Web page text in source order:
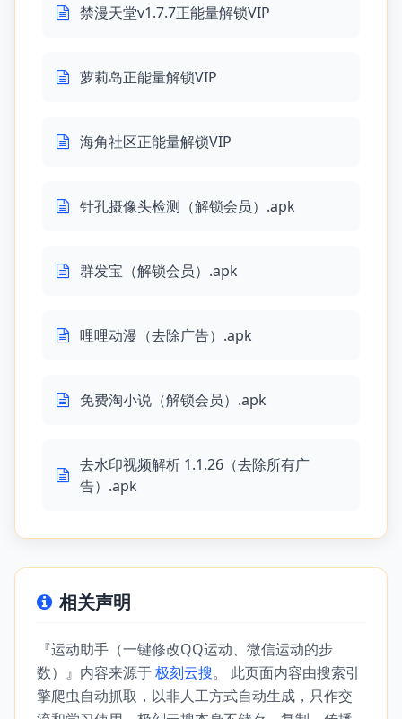
禁漫天堂v1.7.7正能量解锁VIP
萝莉岛正能量解锁VIP
海角社区正能量解锁VIP
针孔摄像头检测（解锁会员）.apk
群发宝（解锁会员）.apk
哩哩动漫（去除广告）.apk
免费淘小说（解锁会员）.apk
去水印视频解析 1.1.26（去除所有广
告）.apk
相关声明
『运动助手（一键修改QQ运动、微信运动的步
数）』内容来源于极刻云搜。 此页面内容由搜索引
擎爬虫自动抓取，以非人工方式自动生成，只作交